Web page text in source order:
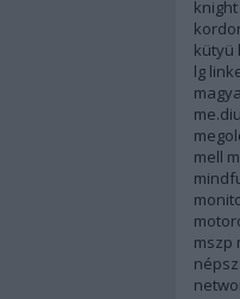
knight
kütyü
lg
mell
mszp